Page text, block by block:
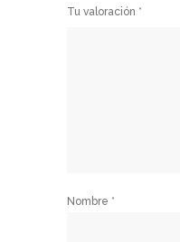
Tu valoración *
Nombre *